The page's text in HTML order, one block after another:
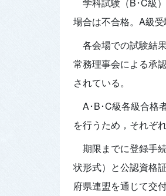
場合は不合格。A級
各会場での試験結
常務理事会による承
されている。
A･B･C級各級合格
を行うため，それぞ
期限までに登録手
状形式）と公認資格
府県連盟を通じて交付